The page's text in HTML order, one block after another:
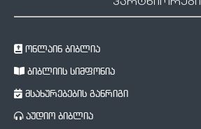
პარტნიორები
ონლაინ ბიბლია
ბიბლიის სიმფონია
მსახურებების განრიგი
აუდიო ბიბლია